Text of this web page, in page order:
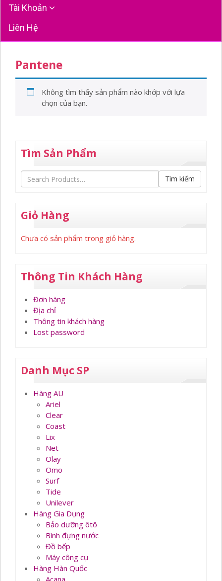
Tài Khoản
Liên Hệ
Pantene
Không tìm thấy sản phẩm nào khớp với lựa
chọn của bạn.
Tìm Sản Phẩm
Tìm kiếm
Giỏ Hàng
Chưa có sản phẩm trong giỏ hàng.
Thông Tin Khách Hàng
Đơn hàng
Địa chỉ
Thông tin khách hàng
Lost password
Danh Mục SP
Hàng AU
Ariel
Clear
Coast
Lix
Net
Olay
Omo
Surf
Tide
Unilever
Hàng Gia Dụng
Bảo dưỡng ôtô
Bình đựng nước
Đồ bếp
Máy công cụ
Hàng Hàn Quốc
Acana